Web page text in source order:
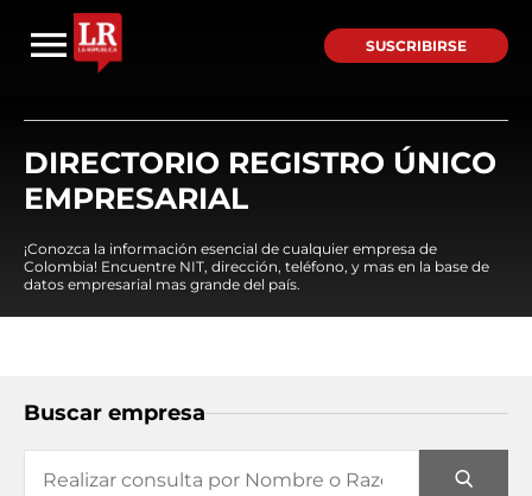
SUSCRIBIRSE
DIRECTORIO REGISTRO ÚNICO
EMPRESARIAL
¡Conozca la información esencial de cualquier empresa de
Colombia! Encuentre NIT, dirección, teléfono, y mas en la base de
datos empresarial mas grande del país.
Buscar empresa